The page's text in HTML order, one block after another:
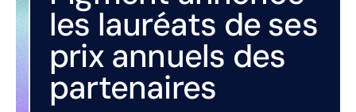
les lauréats de ses
prix annuels des
partenaires